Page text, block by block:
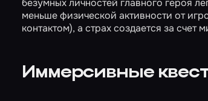
безумных личностей главного героя
меньше физической активности от
контактом), а страх создается за
Иммерсивные